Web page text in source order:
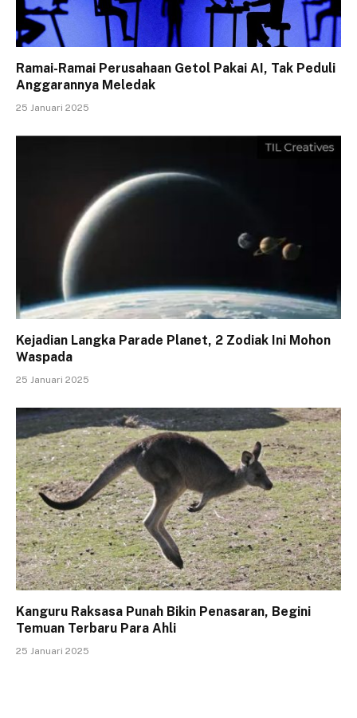
Ramai-Ramai Perusahaan Getol Pakai AI, Tak Peduli
Anggarannya Meledak
25 Januari 2025
Kejadian Langka Parade Planet, 2 Zodiak Ini Mohon
Waspada
25 Januari 2025
Kanguru Raksasa Punah Bikin Penasaran, Begini
Temuan Terbaru Para Ahli
25 Januari 2025